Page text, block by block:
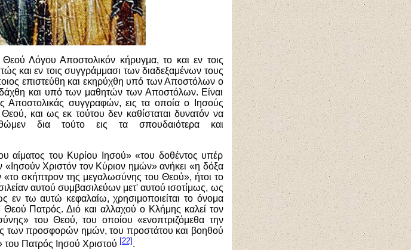
Λόγου Αποστολικόν κήρυγμα, το και εν τοις
και εν τοις συγγράμμασι των διαδεξαμένων τους
επιστεύθη και εκηρύχθη υπό των Αποστόλων ο
και υπό των μαθητών των Αποστόλων. Είναι
Αποστολικάς συγγραφών, εις τα οποία ο Ιησούς
και ως εκ τούτου δεν καθίσταται δυνατόν να
δια τούτο εις τα σπουδαιότερα και
του Κυρίου Ιησού» «του δοθέντος υπέρ
«Ιησούν Χριστόν τον Κύριον ημών» ανήκει «η δόξα
σκήπτρον της μεγαλωσύνης του Θεού», ήτοι το
αυτού συμβασιλεύων μετ' αυτού ισοτίμως, ως
εν τω αυτώ κεφαλαίω, χρησιμοποιείται το όνομα
Πατρός. Διό και αλλαχού ο Κλήμης καλεί τον
του Θεού, του οποίου «ενοπτριζόμεθα την
των προσφορών ημών, του προστάτου και βοηθού
του Πατρός Ιησού Χριστού [22] .